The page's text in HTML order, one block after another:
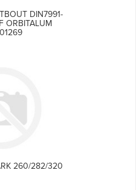
DIN7991-
ORBITALUM
260/282/320